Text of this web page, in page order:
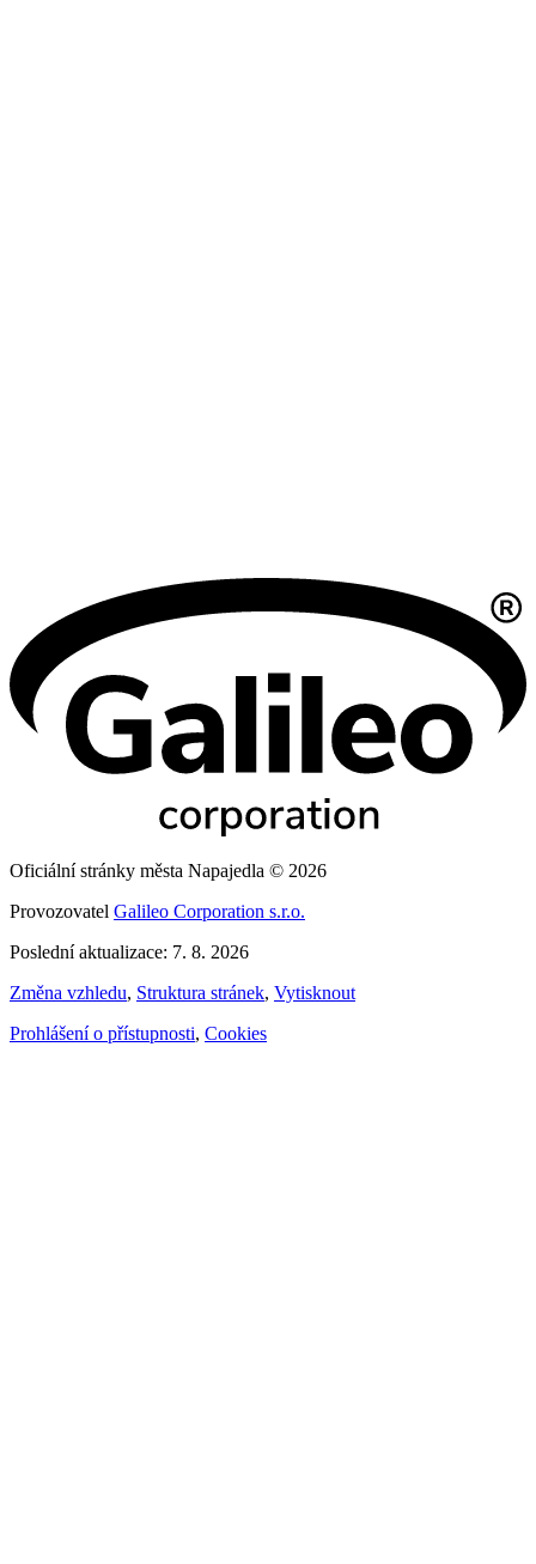
Oficiální stránky města Napajedla © 2026
Provozovatel Galileo Corporation s.r.o.
Poslední aktualizace: 7. 8. 2026
Změna vzhledu, Struktura stránek, Vytisknout
Prohlášení o přístupnosti, Cookies